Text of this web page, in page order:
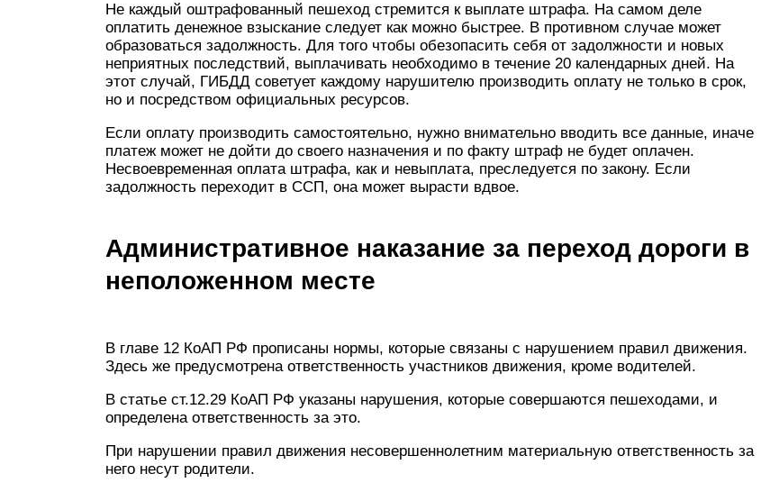
Не каждый оштрафованный пешеход стремится к выплате штрафа. На самом деле
оплатить денежное взыскание следует как можно быстрее. В противном случае может
образоваться задолжность. Для того чтобы обезопасить себя от задолжности и новых
неприятных последствий, выплачивать необходимо в течение 20 календарных дней. На
этот случай, ГИБДД советует каждому нарушителю производить оплату не только в срок,
но и посредством официальных ресурсов.
Если оплату производить самостоятельно, нужно внимательно вводить все данные, иначе
платеж может не дойти до своего назначения и по факту штраф не будет оплачен.
Несвоевременная оплата штрафа, как и невыплата, преследуется по закону. Если
задолжность переходит в ССП, она может вырасти вдвое.
Административное наказание за переход дороги в
неположенном месте
В главе 12 КоАП РФ прописаны нормы, которые связаны с нарушением правил движения.
Здесь же предусмотрена ответственность участников движения, кроме водителей.
В статье ст.12.29 КоАП РФ указаны нарушения, которые совершаются пешеходами, и
определена ответственность за это.
При нарушении правил движения несовершеннолетним материальную ответственность за
него несут родители.